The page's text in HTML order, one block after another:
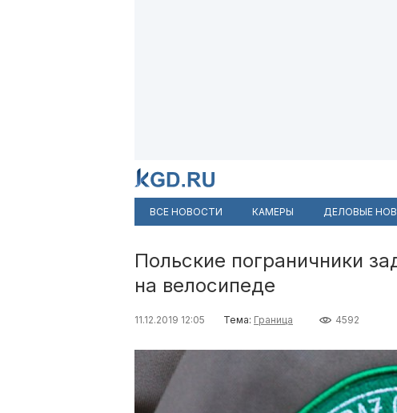
ВСЕ НОВОСТИ КАМЕРЫ ДЕЛОВЫЕ
Польские пограничники
на велосипеде
11.12.2019 12:05 Тема: Граница 4592